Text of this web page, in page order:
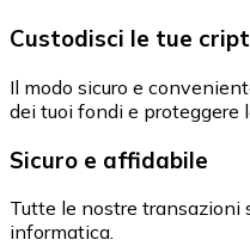
Custodisci le tue
Il modo sicuro e
dei tuoi fondi e proteggere
Sicuro e affidabile
Tutte le nostre transazioni
informatica.